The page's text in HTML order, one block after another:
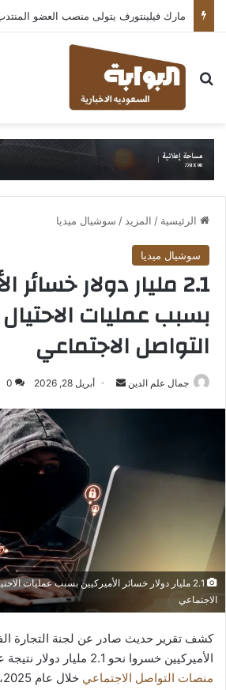
بحث عن
الرئيسية / المزيد / سوشيال ميديا
سوشيال ميديا
2.1 مليار دولار خسائر
بسبب عمليات
التواصل الاجتماعي
جمال علم الدين
أرسل أبريل 28, 2026 0
2.1 مليار دولار خسائر الأميركيين بسبب عمليات
الاجتماعي
الأميركيين خسروا نحو 2.1 مليار دولار نتيجة عمليات احتيال عب
منصات التواصل الاجتماعي